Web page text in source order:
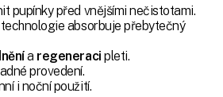
pupínky před vnějšími nečistotami.
absorbuje přebytečný
a regeneraci pleti.
provedení.
i noční použití.